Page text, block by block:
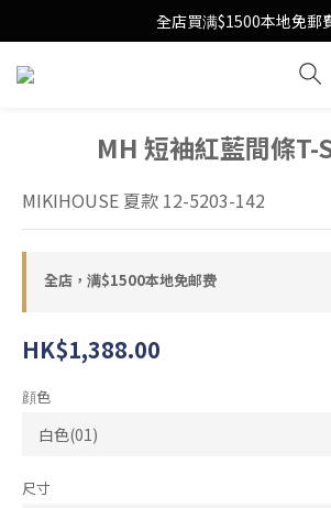
Free Local Shipping Upon $1500
全店買满$1500本地免郵
Free Local Shipping Upon
MH 短袖紅藍間條T-
MIKIHOUSE 夏款 12-5203-142
全店，满$1500本地免邮费
HK$1,388.00
顔色
尺寸